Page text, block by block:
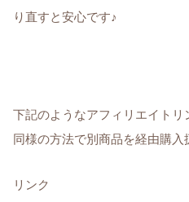
り直すと安心です♪
下記のようなアフィリエイトリ
同様の方法で別商品を経由購
リンク